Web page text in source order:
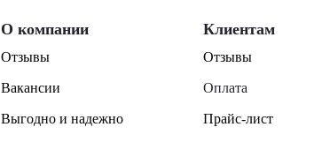
О компании
Отзывы
Вакансии
Выгодно и надежно
Клиентам
Отзывы
Оплата
Прайс-лист